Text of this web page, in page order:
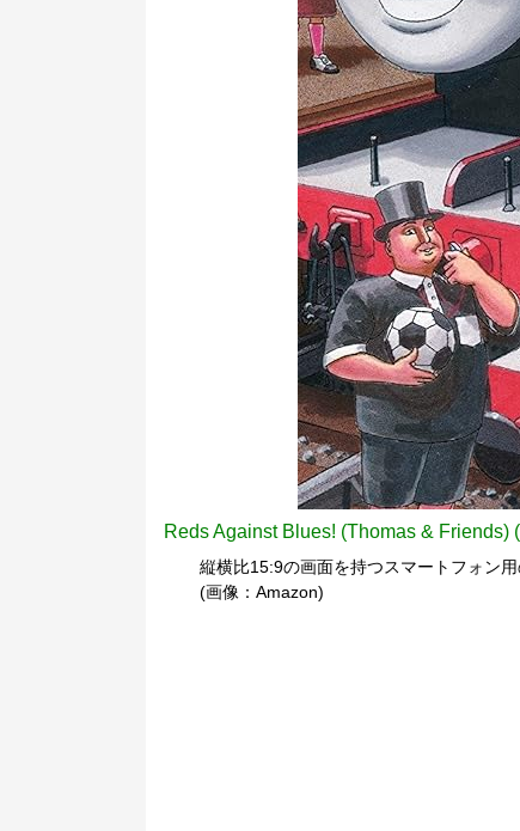
Reds Against Blues! (Thomas & Friends)
縦横比15:9の画面を持つスマートフォン用
(画像：Amazon)